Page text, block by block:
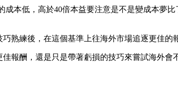
本低，高於40倍本益要注意是不是變成本夢
熟練後，在這個基準上往海外市場追逐更佳的
報酬，還是只是帶著虧損的技巧來嘗試海外